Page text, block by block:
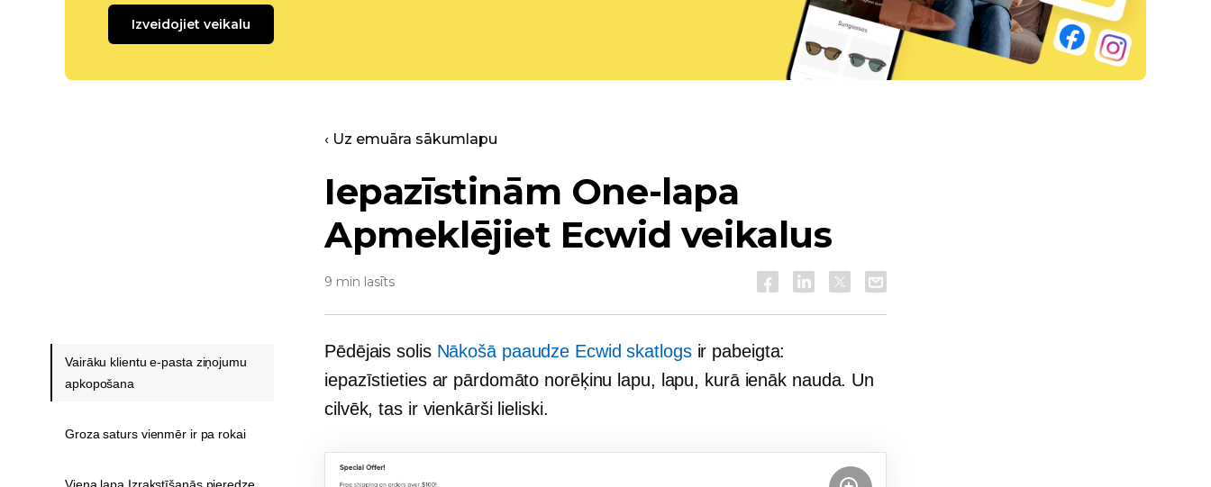
Izveidojiet veikalu
‹ Uz emuāra sākumlapu
Iepazīstinām One-lapa
Apmeklējiet Ecwid veikalus
9 min lasīts
Pēdējais solis Nākošā paaudze Ecwid skatlogsir pabeigta:
iepazīstieties ar pārdomāto norēķinu lapu, lapu, kurā ienāk nauda. Un
cilvēk, tas ir vienkārši lieliski.
Vairāku klientu e-pasta ziņojumu
apkopošana
Groza saturs vienmēr ir pa rokai